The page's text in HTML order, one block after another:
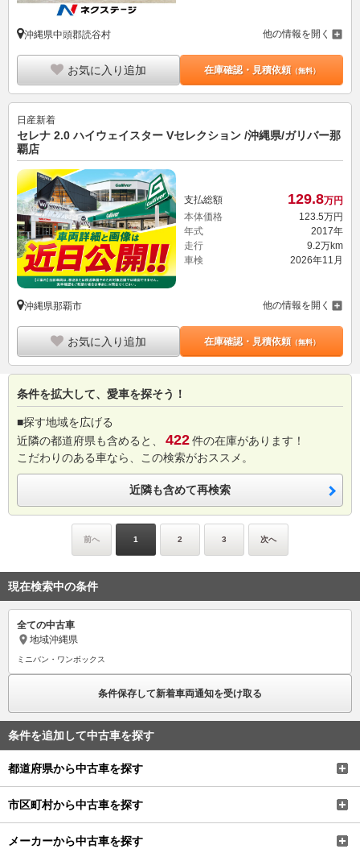
沖縄県中頭郡読谷村 他の情報を開く
お気に入り追加 在庫確認・見積依頼（無料）
日産新着
セレナ 2.0 ハイウェイスター Vセレクション /沖縄県/ガリバー那
覇店
支払総額 129.8万円
本体価格
123. 5万円
年式
2017年
走行
9.2万km
車検
2026年11月
沖縄県那覇市 他の情報を開く
お気に入り追加 在庫確認・見積依頼（無料）
条件を拡大して、愛車を探そう！
■探す地域を広げる
近隣の都道府県も含めると、
422件の在庫があります！
こだわりのある車なら、この検索がおススメ。
近隣も含めて再検索
前へ 1 2 3 次へ
現在検索中の条件
全ての中古車
地域沖縄県
ミニバン・ワンボックス
条件保存して新着車両通知を受け取る
条件を追加して中古車を探す
都道府県から中古車を探す
市区町村から中古車を探す
メーカーから中古車を探す